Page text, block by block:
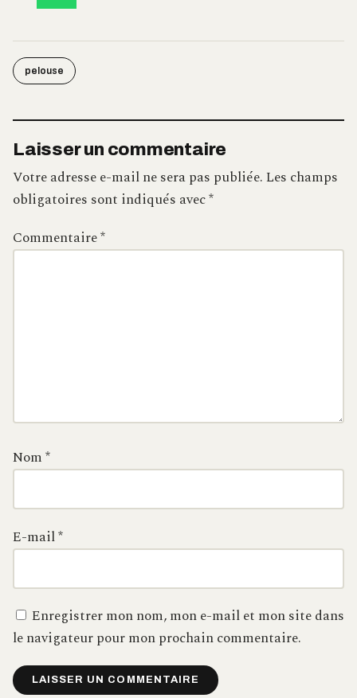
pelouse
Laisser un commentaire
Votre adresse e-mail ne sera pas publiée.Les champs
obligatoires sont indiqués avec*
Commentaire*
Nom*
E-mail*
Enregistrer mon nom, mon e-mail et mon site dans
le navigateur pour mon prochain commentaire.